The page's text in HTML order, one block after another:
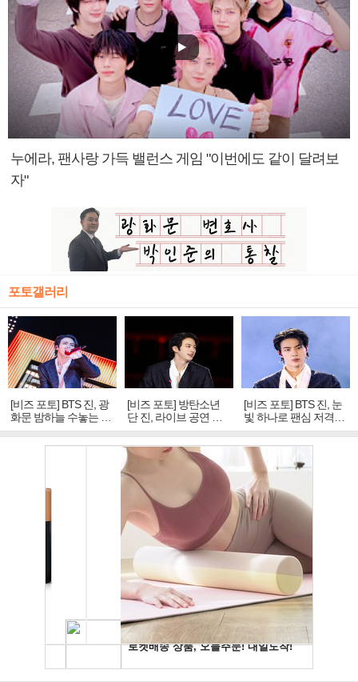
누에라, 팬사랑 가득 밸런스 게임 "이번에도 같이 달려보
자"
포토갤러리
[비즈 포토] BTS 진, 광
화문 밤하늘 수놓는 '비
주얼 킹'의 열창
[비즈 포토] 방탄소년
단 진, 라이브 공연 중
빛나는 독보적 아우라
[비즈 포토] BTS 진, 눈
빛 하나로 팬심 저격…
독보적 카리스마